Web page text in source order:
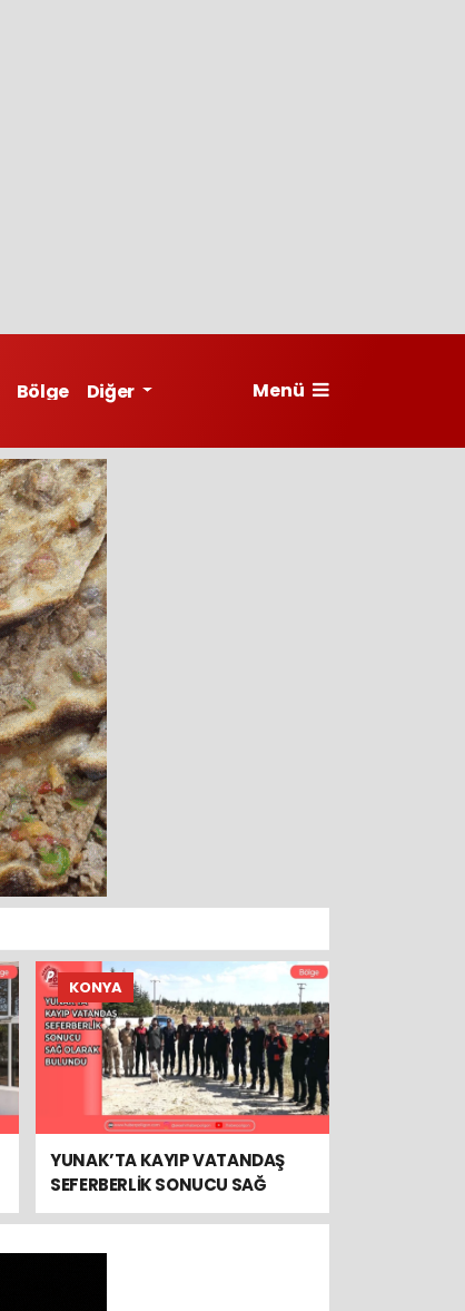
Bölge Diğer Menü
KONYA
YUNAK’TA KAYIP VATANDAŞ
SEFERBERLİK SONUCU SAĞ
OLARAK BULUNDU